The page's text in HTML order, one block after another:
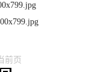
前页